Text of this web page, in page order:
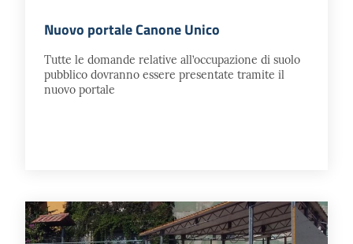
Nuovo portale Canone Unico
Tutte le domande relative all’occupazione di suolo
pubblico dovranno essere presentate tramite il
nuovo portale